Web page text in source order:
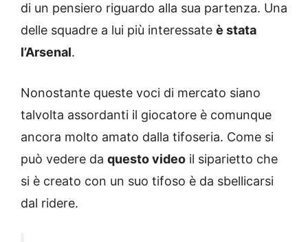
di un pensiero riguardo alla sua partenza. Una
delle squadre a lui più interessate è stata
l’Arsenal.
Nonostante queste voci di mercato siano
talvolta assordanti il giocatore è comunque
ancora molto amato dalla tifoseria. Come si
può vedere da questo video il siparietto che
si è creato con un suo tifoso è da sbellicarsi
dal ridere.